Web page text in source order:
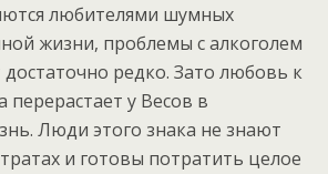
любителями шумных
жизни, проблемы с алкоголем
редко. Зато любовь к
перерастает у Весов в
Люди этого знака не знают
и готовы потратить целое